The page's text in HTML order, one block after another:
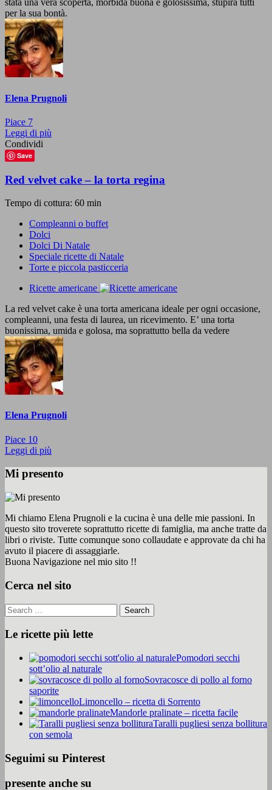
stata una vera scoperta, morbida buona e golosissima, stupirà tutti
per la sua bontà.
Elena Prugnoli
Piace 7
Leggi di più
Condividi
Save
Red velvet cake – la torta regina
Tempo di cottura: 60 min
Compleanni o buffet
Dolci
Dolci Di Natale
Speciale ricette di Natale
Torte e piccola pasticceria
Ricette americane
La red velvet cake è una torta americana ideale per ogni occasione,
compleanni, una festa di laurea, un ricevimento. E’ una torta
buonissima, umida e golosa, ma soprattutto bella da vedere
Elena Prugnoli
Piace 10
Leggi di più
Mi presento
Mi chiamo Elena Prugnoli e la cucina è una delle mie passioni. In
questo sito troverete soprattutto ricette di famiglia, ma anche tratte da
libri o riviste. Tutte comunque sono collaudate e approvate da chi ha
avuto il piacere di assaggiarle.
Buona Navigazione nel mio sito !!
Cerca nel sito
Le ricette più lette
Pomodori secchi
sott’olio al naturale
Sovracosce di pollo al forno
saporite
Limoncello – ricetta di Sorrento
Mandorle pralinate – ricetta facile
Taralli pugliesi senza bollitura
con semola
Seguimi su Pinterest
presente anche su